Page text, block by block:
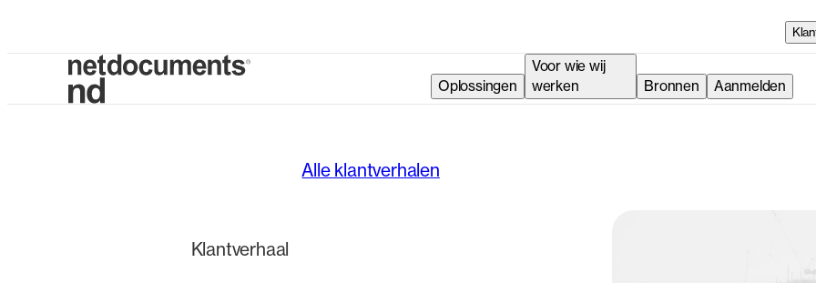
Oplossingen
Voor wie wij
werken
Bronnen Aanmelden
Alle klantverhalen
Klantverhaal